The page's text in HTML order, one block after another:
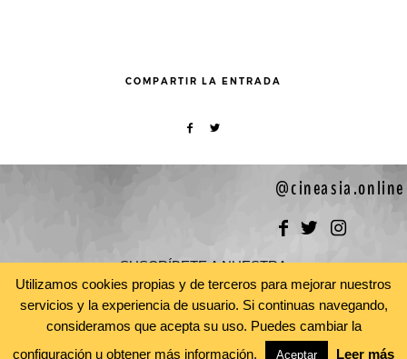
COMPARTIR LA ENTRADA
@cineasia.online
SUSCRÍBETE A NUESTRA
Newsletter
Utilizamos cookies propias y de terceros para mejorar nuestros
servicios y la experiencia de usuario. Si continuas navegando,
consideramos que acepta su uso. Puedes cambiar la
configuración u obtener más información.
Aceptar Leer más